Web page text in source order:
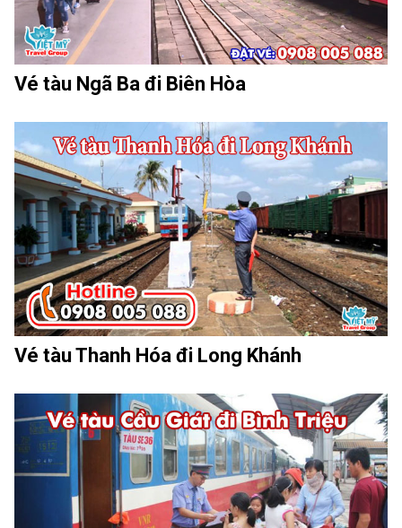
Vé tàu Ngã Ba đi Biên Hòa
Vé tàu Thanh Hóa đi Long Khánh